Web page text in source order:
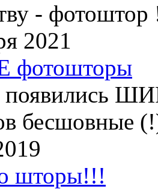
- фотоштор
2021
появились
бесшовные
шторы!!!